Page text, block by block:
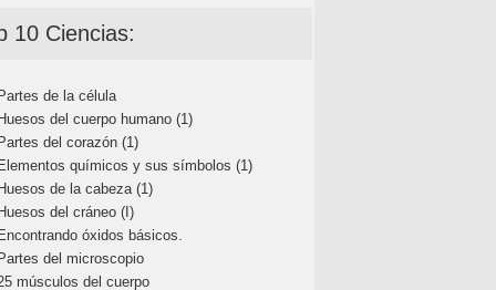
10 Ciencias:
de la célula
del cuerpo humano (1)
del corazón (1)
químicos y sus símbolos (1)
de la cabeza (1)
del cráneo (I)
óxidos básicos.
del microscopio
músculos del cuerpo